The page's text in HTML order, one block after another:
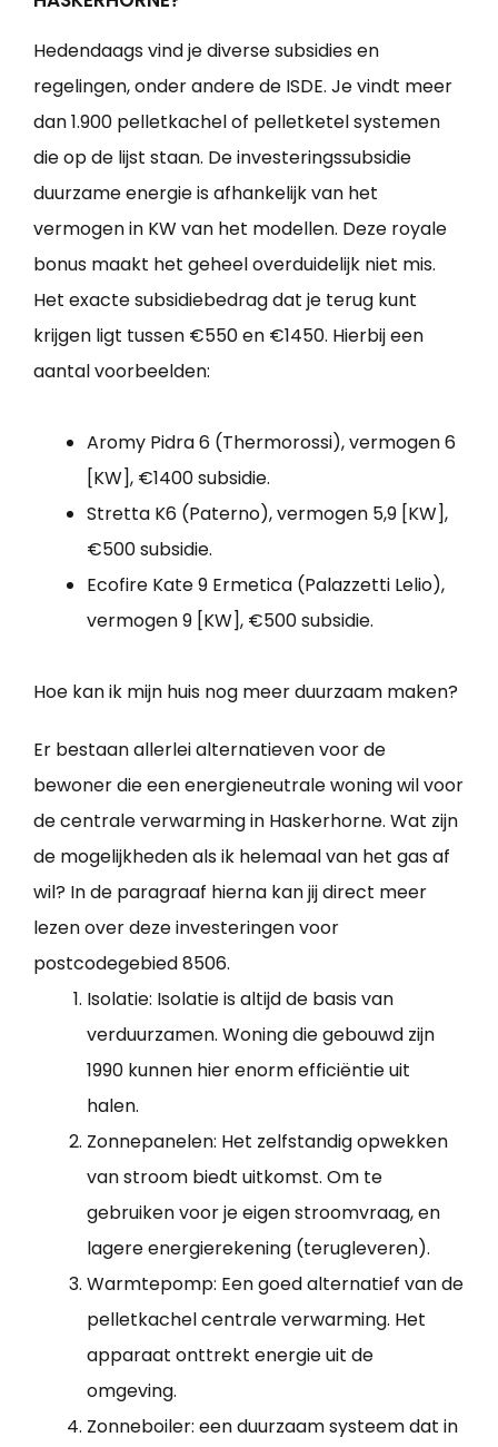
Hedendaags vind je diverse subsidies en
regelingen, onder andere de ISDE. Je vindt meer
dan 1.900 pelletkachel of pelletketel systemen
die op de lijst staan. De investeringssubsidie
duurzame energie is afhankelijk van het
vermogen in KW van het modellen. Deze royale
bonus maakt het geheel overduidelijk niet mis.
Het exacte subsidiebedrag dat je terug kunt
krijgen ligt tussen €550 en €1450. Hierbij een
aantal voorbeelden:
Aromy Pidra 6 (Thermorossi), vermogen 6
[KW], €1400 subsidie.
Stretta K6 (Paterno), vermogen 5,9 [KW],
€500 subsidie.
Ecofire Kate 9 Ermetica (Palazzetti Lelio),
vermogen 9 [KW], €500 subsidie.
Hoe kan ik mijn huis nog meer duurzaam maken?
Er bestaan allerlei alternatieven voor de
bewoner die een energieneutrale woning wil voor
de centrale verwarming in Haskerhorne. Wat zijn
de mogelijkheden als ik helemaal van het gas af
wil? In de paragraaf hierna kan jij direct meer
lezen over deze investeringen voor
postcodegebied 8506.
Isolatie: Isolatie is altijd de basis van
verduurzamen. Woning die gebouwd zijn
1990 kunnen hier enorm efficiëntie uit
halen.
Zonnepanelen: Het zelfstandig opwekken
van stroom biedt uitkomst. Om te
gebruiken voor je eigen stroomvraag, en
lagere energierekening (terugleveren).
Warmtepomp: Een goed alternatief van de
pelletkachel centrale verwarming. Het
apparaat onttrekt energie uit de
omgeving.
Zonneboiler: een duurzaam systeem dat in